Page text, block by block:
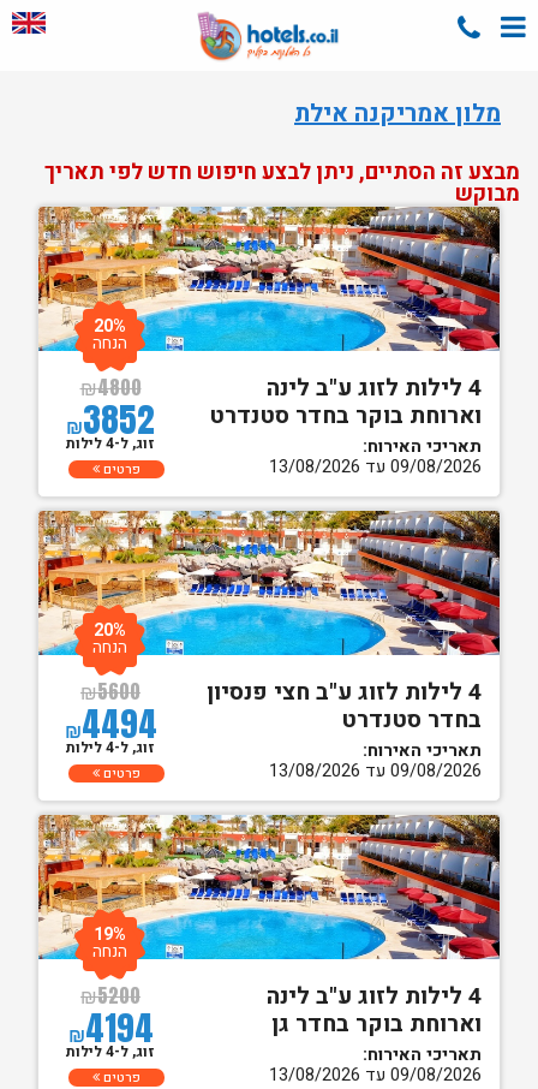
מלון אמריקנה אילת
מבצע זה הסתיים, ניתן לבצע חיפוש חדש לפי תאריך
מבוקש
4 לילות לזוג ע"ב לינה
וארוחת בוקר בחדר סטנדרט
תאריכי האירוח:
09/08/2026 עד 13/08/2026
₪4800
₪3852
20%
הנחה
זוג, ל-4 לילות
פרטים
4 לילות לזוג ע"ב חצי פנסיון
בחדר סטנדרט
תאריכי האירוח:
09/08/2026 עד 13/08/2026
₪5600
₪4494
20%
הנחה
זוג, ל-4 לילות
פרטים
4 לילות לזוג ע"ב לינה
וארוחת בוקר בחדר גן
תאריכי האירוח:
09/08/2026 עד 13/08/2026
₪5200
₪4194
19%
הנחה
זוג, ל-4 לילות
פרטים